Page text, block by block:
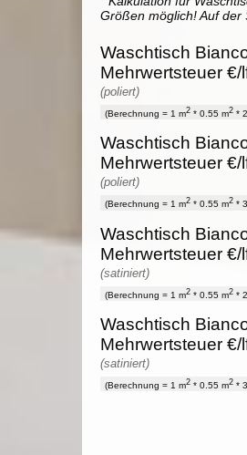
Größen möglich! Auf der
Waschtisch
Mehrwertsteuer €/
(poliert)
(Berechnung = 1 m2 * 0.55 m2 *
Waschtisch
Mehrwertsteuer €/
(poliert)
(Berechnung = 1 m2 * 0.55 m2 *
Waschtisch
Mehrwertsteuer €/
(satiniert)
(Berechnung = 1 m2 * 0.55 m2 *
Waschtisch
Mehrwertsteuer €/
(satiniert)
(Berechnung = 1 m2 * 0.55 m2 *